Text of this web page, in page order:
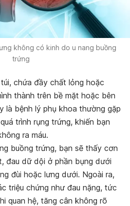
không có kinh do u nang buồng
trứng
chứa đầy chất lỏng hoặc
thành trên bề mặt hoặc bên
là bệnh lý phụ khoa thường gặp
trình rụng trứng, khiến bạn
ra máu.
buồng trứng, bạn sẽ thấy cơn
đau dữ dội ở phần bụng dưới
đùi hoặc lưng dưới. Ngoài ra,
triệu chứng như đau nặng, tức
quan hệ, tăng cân không rõ